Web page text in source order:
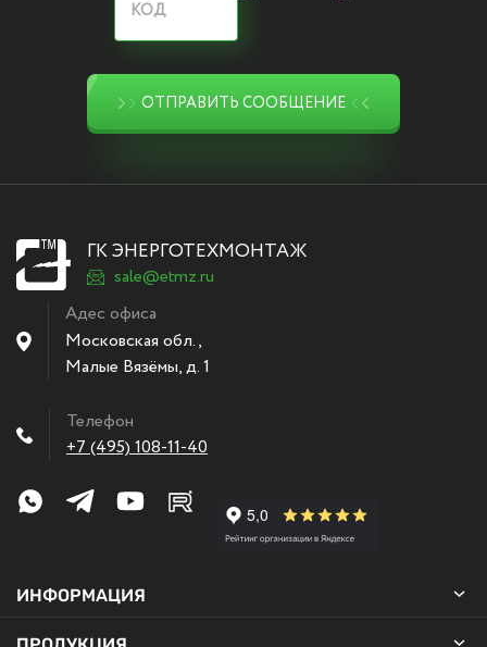
ОТПРАВИТЬ СООБЩЕНИЕ
ГК ЭНЕРГОТЕХМОНТАЖ
sale@etmz.ru
Адес офиса
Московская обл.,
Малые Вязёмы,д. 1
Телефон
+7 (495) 108-11-40
ИНФОРМАЦИЯ